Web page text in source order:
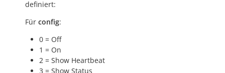
definiert:
Für config:
0 = Off
1 = On
2 = Show Heartbeat
3 = Show Status